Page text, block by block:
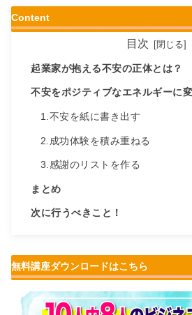
Content
目次
起業家が抱える不安の正体とは？
不安をポジティブなエネルギーに
1.不安を紙に書き出す
2.成功体験を積み重ねる
3.感謝のリストを作る
まとめ
次に行うべきこと！
無料講座ダウンロードはこちら